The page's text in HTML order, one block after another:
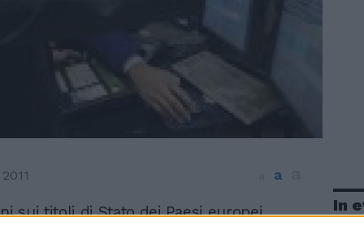
a
sui titoli di Stato dei Paesi europei
In